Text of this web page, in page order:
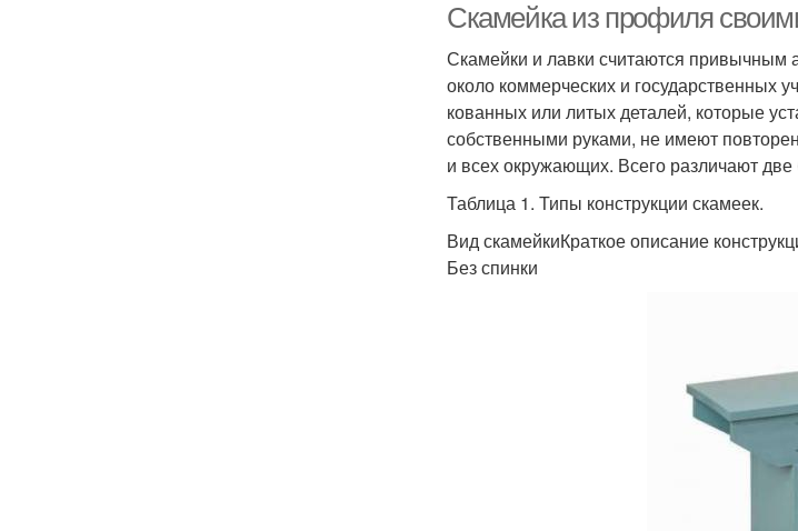
Скамейка из профиля
Скамейки и лавки считаются привычным
около коммерческих и государственных
кованных или литых деталей, которые
собственными руками, не имеют
и всех окружающих. Всего различают
Таблица 1. Типы конструкции скамеек.
Вид скамейкиКраткое описание
Без спинки